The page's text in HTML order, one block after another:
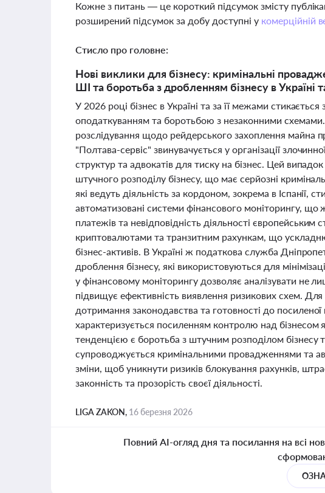
Кожне з питань — це короткий підсумок змісту
розширений підсумок за добу доступні у комерційній
Стисло про головне:
Нові виклики для бізнесу: кримінальні
ШІ та боротьба з дробленням бізнесу в Україні
У 2026 році бізнес в Україні та за її межами
оподаткуванням та боротьбою з незаконними
розслідування щодо рейдерського захоплення майна
"Полтава-сервіс" звинувачується у організації
структур та адвокатів для тиску на бізнес. Цей
штучного розподілу бізнесу, що має серйозні
які ведуть діяльність за кордоном, зокрема в Іспанії,
автоматизовані системи фінансового моніторингу,
платежів та невідповідність діяльності
криптовалютами та транзитним рахункам, що
бізнес-активів. В Україні ж податкова служба
дроблення бізнесу, які використовуються для
у фінансовому моніторингу дозволяє аналізувати не
підвищує ефективність виявлення ризикових схем. Для
дотримання законодавства та готовності до
характеризується посиленням контролю над
тенденцією є боротьба з штучним розподілом
супроводжується кримінальними провадженнями та
зміни, щоб уникнути ризиків блокування рахунків,
законність та прозорість своєї діяльності.
LIGA ZAKON, 16 березня 2026
Повний AI-огляд дня та посилання на всі